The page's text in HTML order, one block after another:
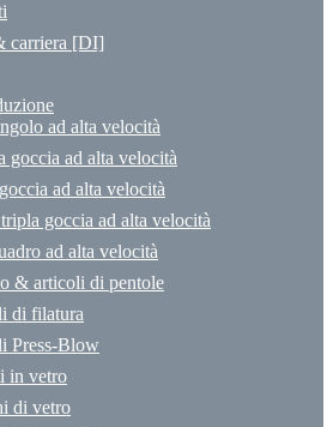
carriera [DI]
ad alta velocità
goccia ad alta velocità
ad alta velocità
goccia ad alta velocità
ad alta velocità
& articoli di pentole
di filatura
Press-Blow
in vetro
di vetro